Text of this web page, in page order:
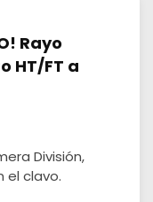
Rayo
HT/FT a
División,
el clavo.